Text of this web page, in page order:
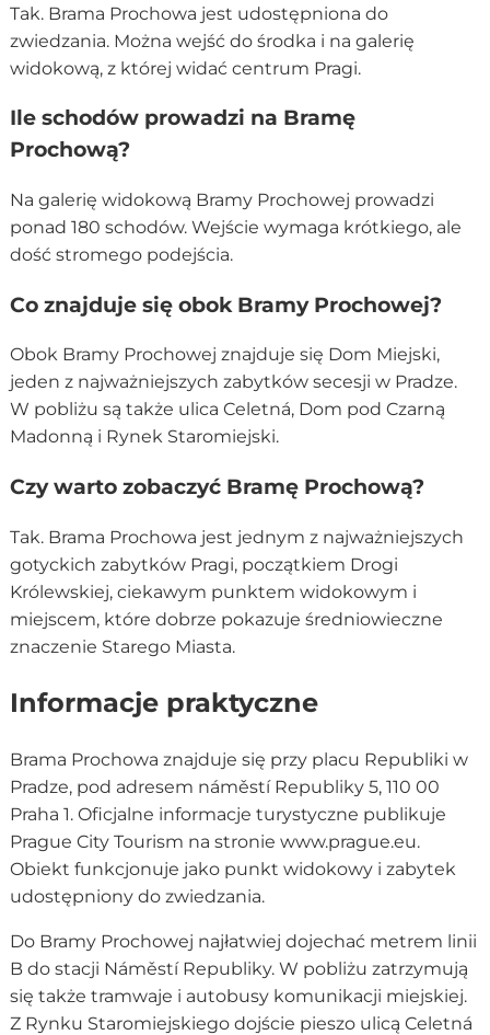
Tak. Brama Prochowa jest udostępniona do
zwiedzania. Można wejść do środka i na galerię
widokową, z której widać centrum Pragi.
Ile schodów prowadzi na Bramę
Prochową?
Na galerię widokową Bramy Prochowej prowadzi
ponad 180 schodów. Wejście wymaga krótkiego, ale
dość stromego podejścia.
Co znajduje się obok Bramy Prochowej?
Obok Bramy Prochowej znajduje się Dom Miejski,
jeden z najważniejszych zabytków secesji w Pradze.
W pobliżu są także ulica Celetná, Dom pod Czarną
Madonną i Rynek Staromiejski.
Czy warto zobaczyć Bramę Prochową?
Tak. Brama Prochowa jest jednym z najważniejszych
gotyckich zabytków Pragi, początkiem Drogi
Królewskiej, ciekawym punktem widokowym i
miejscem, które dobrze pokazuje średniowieczne
znaczenie Starego Miasta.
Informacje praktyczne
Brama Prochowa znajduje się przy placu Republiki w
Pradze, pod adresem náměstí Republiky 5, 110 00
Praha 1. Oficjalne informacje turystyczne publikuje
Prague City Tourism na stronie www.prague.eu.
Obiekt funkcjonuje jako punkt widokowy i zabytek
udostępniony do zwiedzania.
Do Bramy Prochowej najłatwiej dojechać metrem linii
B do stacji Náměstí Republiky. W pobliżu zatrzymują
się także tramwaje i autobusy komunikacji miejskiej.
Z Rynku Staromiejskiego dojście pieszo ulicą Celetná